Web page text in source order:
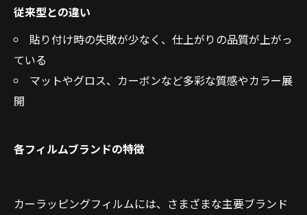
従来型との違い
貼り付け時の失敗が少なく、仕上がりの品質が上がっ
ている
マットやグロス、カーボンなど多彩な質感やカラー展
開
各フィルムブランドの特徴
カーラッピングフィルムには、さまざまな主要ブランド